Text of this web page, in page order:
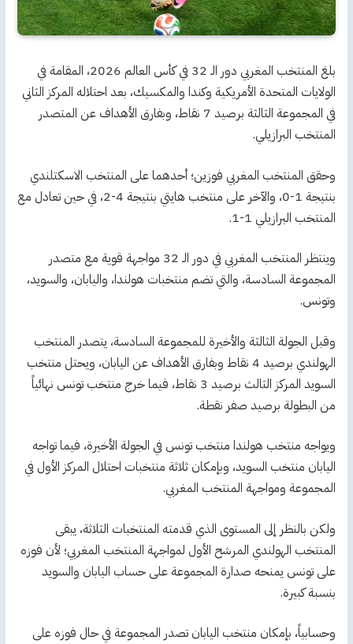
بلغ المنتخب المغربي دور الـ 32 في كأس العالم 2026، المقامة في
الولايات المتحدة الأمريكية وكندا والمكسيك، بعد احتلاله المركز الثاني
في المجموعة الثالثة برصيد 7 نقاط، وبفارق الأهداف عن المتصدر
المنتخب البرازيلي.
وحقق المنتخب المغربي فوزين؛ أحدهما على المنتخب الاسكتلندي
بنتيجة 1-0، والآخر على منتخب هايتي بنتيجة 4-2، في حين تعادل مع
المنتخب البرازيلي 1-1.
وينتظر المنتخب المغربي في دور الـ 32 مواجهة قوية مع متصدر
المجموعة السادسة، والتي تضم منتخبات هولندا، واليابان، والسويد،
وتونس.
وقبل الجولة الثالثة والأخيرة للمجموعة السادسة، يتصدر المنتخب
الهولندي برصيد 4 نقاط وبفارق الأهداف عن اليابان، ويحتل منتخب
السويد المركز الثالث برصيد 3 نقاط، فيما خرج منتخب تونس نهائياً
من البطولة برصيد صفر نقطة.
ويواجه منتخب هولندا منتخب تونس في الجولة الأخيرة، فيما تواجه
اليابان منتخب السويد، وبإمكان ثلاثة منتخبات احتلال المركز الأول في
المجموعة ومواجهة المنتخب المغربي.
ولكن بالنظر إلى المستوى الذي قدمته المنتخبات الثلاثة، يبقى
المنتخب الهولندي المرشح الأول لمواجهة المنتخب المغربي؛ لأن فوزه
على تونس يمنحه صدارة المجموعة على حساب اليابان والسويد
بنسبة كبيرة.
وحسابياً، بإمكان منتخب اليابان تصدر المجموعة في حال فوزه على